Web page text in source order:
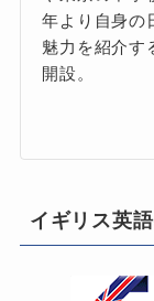
年より自身の
魅力を紹介す
開設。
イギリス英